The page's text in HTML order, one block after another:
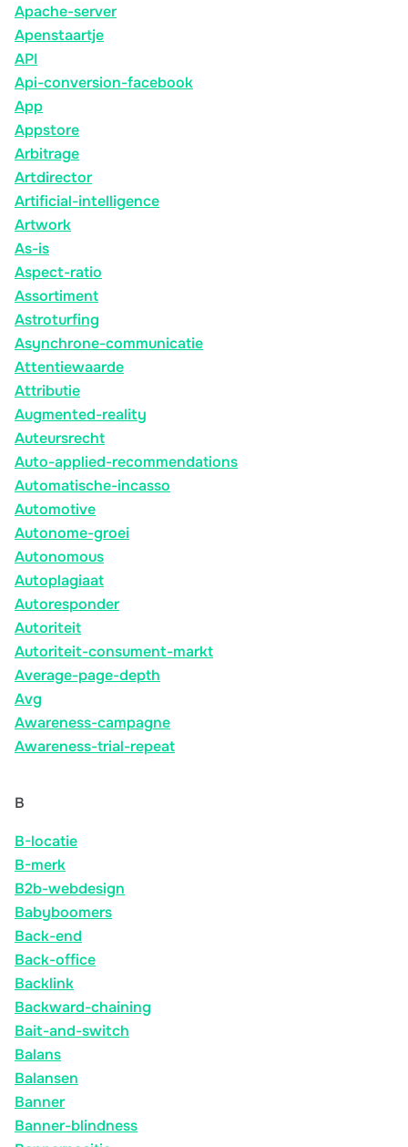
Apache-server
Apenstaartje
API
Api-conversion-facebook
App
Appstore
Arbitrage
Artdirector
Artificial-intelligence
Artwork
As-is
Aspect-ratio
Assortiment
Astroturfing
Asynchrone-communicatie
Attentiewaarde
Attributie
Augmented-reality
Auteursrecht
Auto-applied-recommendations
Automatische-incasso
Automotive
Autonome-groei
Autonomous
Autoplagiaat
Autoresponder
Autoriteit
Autoriteit-consument-markt
Average-page-depth
Avg
Awareness-campagne
Awareness-trial-repeat
B
B-locatie
B-merk
B2b-webdesign
Babyboomers
Back-end
Back-office
Backlink
Backward-chaining
Bait-and-switch
Balans
Balansen
Banner
Banner-blindness